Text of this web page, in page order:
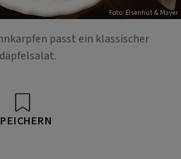
Foto: Eisenhut & Mayer
passt ein klassischer